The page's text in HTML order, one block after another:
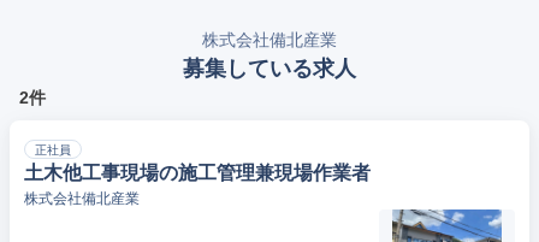
株式会社備北産業
募集している求人
2件
正社員
土木他工事現場の施工管理兼現場作業者
株式会社備北産業